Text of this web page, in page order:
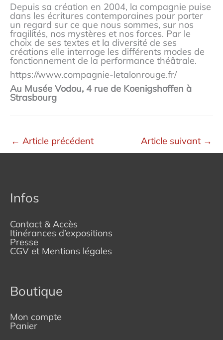
Depuis sa création en 2004, la compagnie puise
dans les écritures contemporaines pour porter
un regard sur ce que nous sommes, sur nos
fragilités, nos mystères et nos forces. Par le
choix de ses textes et la diversité de ses
créations elle interroge les différents modes de
fonctionnement de la performance théâtrale.
https://www.compagnie-letalonrouge.fr/
Au Musée Vodou, 4 rue de Koenigshoffen à
Strasbourg
← Article précédent Article suivant →
Infos
Contact & Accès
Itinérances d’expositions
Presse
CGV et Mentions légales
Boutique
Mon compte
Panier